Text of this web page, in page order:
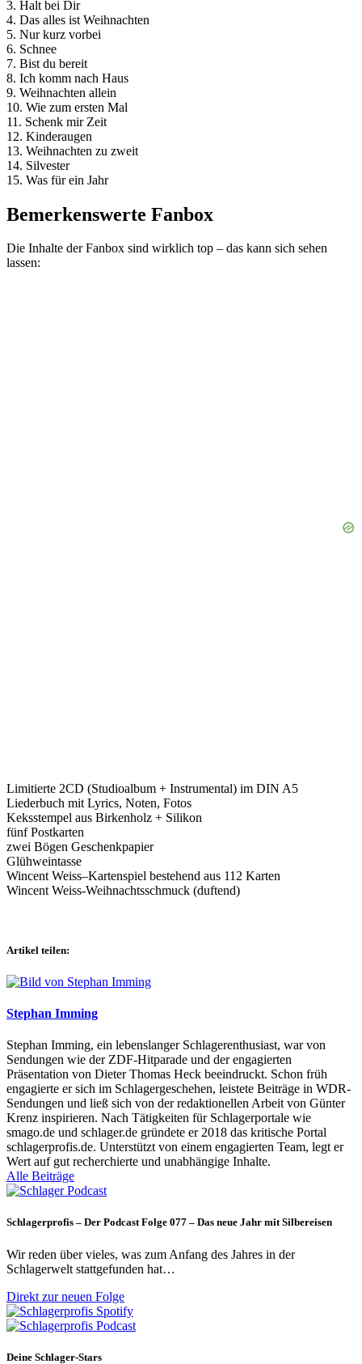
3. Halt bei Dir
4. Das alles ist Weihnachten
5. Nur kurz vorbei
6. Schnee
7. Bist du bereit
8. Ich komm nach Haus
9. Weihnachten allein
10. Wie zum ersten Mal
11. Schenk mir Zeit
12. Kinderaugen
13. Weihnachten zu zweit
14. Silvester
15. Was für ein Jahr
Bemerkenswerte Fanbox
Die Inhalte der Fanbox sind wirklich top – das kann sich sehen
lassen:
Limitierte 2CD (Studioalbum + Instrumental) im DIN A5
Liederbuch mit Lyrics, Noten, Fotos
Keksstempel aus Birkenholz + Silikon
fünf Postkarten
zwei Bögen Geschenkpapier
Glühweintasse
Wincent Weiss–Kartenspiel bestehend aus 112 Karten
Wincent Weiss-Weihnachtsschmuck (duftend)
Artikel teilen:
Stephan Imming
Stephan Imming, ein lebenslanger Schlagerenthusiast, war von
Sendungen wie der ZDF-Hitparade und der engagierten
Präsentation von Dieter Thomas Heck beeindruckt. Schon früh
engagierte er sich im Schlagergeschehen, leistete Beiträge in WDR-
Sendungen und ließ sich von der redaktionellen Arbeit von Günter
Krenz inspirieren. Nach Tätigkeiten für Schlagerportale wie
smago.de und schlager.de gründete er 2018 das kritische Portal
schlagerprofis.de. Unterstützt von einem engagierten Team, legt er
Wert auf gut recherchierte und unabhängige Inhalte.
Alle Beiträge
Schlagerprofis – Der Podcast Folge 077 – Das neue Jahr mit Silbereisen
Wir reden über vieles, was zum Anfang des Jahres in der
Schlagerwelt stattgefunden hat…
Direkt zur neuen Folge
Deine Schlager-Stars